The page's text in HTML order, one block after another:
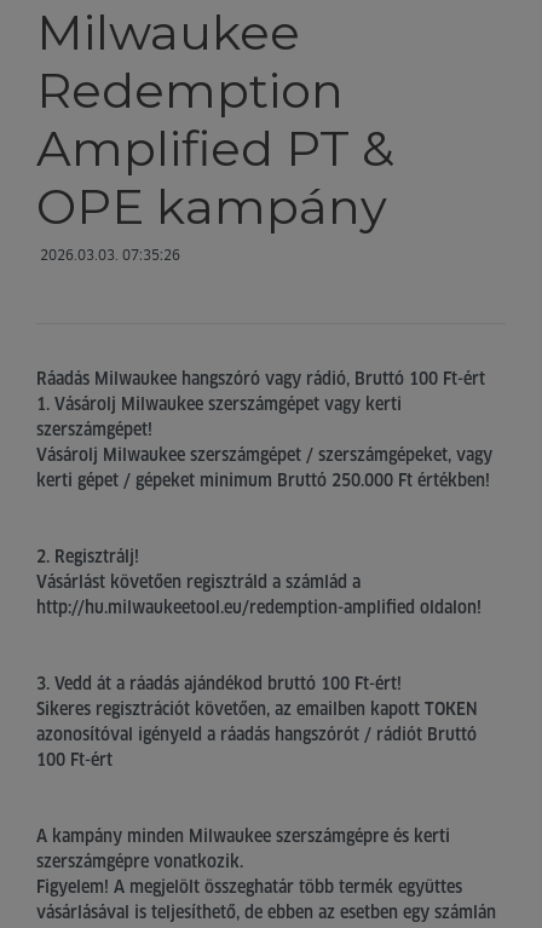
Milwaukee
Redemption
Amplified PT &
OPE kampány
2026.03.03. 07:35:26
Ráadás Milwaukee hangszóró vagy rádió, Bruttó 100 Ft-ért
1. Vásárolj Milwaukee szerszámgépet vagy kerti
szerszámgépet!
Vásárolj Milwaukee szerszámgépet / szerszámgépeket, vagy
kerti gépet / gépeket minimum Bruttó 250.000 Ft értékben!
2. Regisztrálj!
Vásárlást követően regisztráld a számlád a
http://hu.milwaukeetool.eu/redemption-amplified oldalon!
3. Vedd át a ráadás ajándékod bruttó 100 Ft-ért!
Sikeres regisztrációt követően, az emailben kapott TOKEN
azonosítóval igényeld a ráadás hangszórót / rádiót Bruttó
100 Ft-ért
A kampány minden Milwaukee szerszámgépre és kerti
szerszámgépre vonatkozik.
Figyelem! A megjelölt összeghatár több termék együttes
vásárlásával is teljesíthető, de ebben az esetben egy számlán